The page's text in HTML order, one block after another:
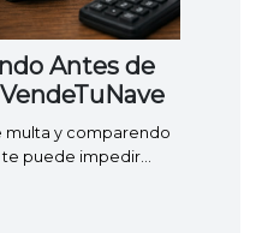
Antes de
multa y comparendo
te puede impedir